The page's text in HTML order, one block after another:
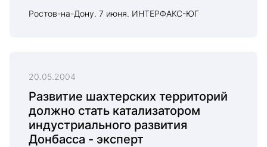
Ростов-на-Дону. 7 июня. ИНТЕРФАКС-ЮГ
20.05.2004
Развитие шахтерских территорий
должно стать катализатором
индустриального развития
Донбасса - эксперт